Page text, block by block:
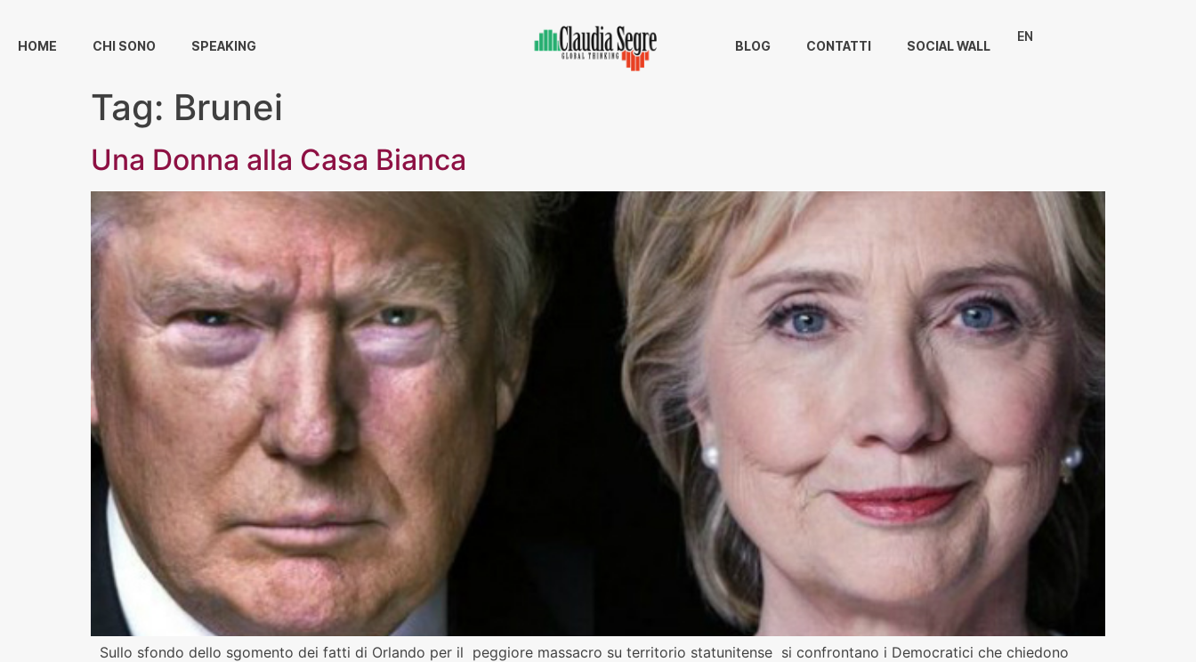
HOME CHI SONO SPEAKING BLOG CONTATTI SOCIAL WALL
EN
Tag: Brunei
Una Donna alla Casa Bianca
Sullo sfondo dello sgomento dei fatti di Orlando per il peggiore massacro su territorio statunitense si confrontano i Democratici che chiedono